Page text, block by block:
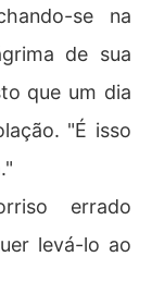
se na
de sua
que um dia
"É isso
errado
levá-lo ao